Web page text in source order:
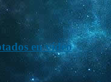
en vídeo